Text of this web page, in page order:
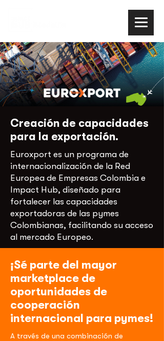
Creación de capacidades
para la exportación.
Euroxport es un programa de
internacionalización de la Red
Europea de Empresas Colombia e
Impact Hub, diseñado para
fortalecer las capacidades
exportadoras de las pymes
Colombianas, facilitando su acceso
al mercado Europeo.
¡Sé parte del mayor
marketplace de
oportunidades de
cooperación
internacional para pymes!
A través de una combinación de